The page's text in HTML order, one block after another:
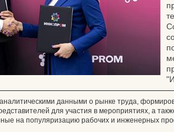
данными о рынке труда,
для участия в мероприятиях, а
на популяризацию рабочих и инженерных